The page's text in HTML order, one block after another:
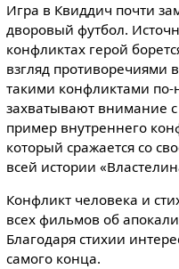
Игра в Квиддич почти
дворовый футбол.
конфликтах герой
взгляд противоречиями
такими конфликтами
захватывают внимание
пример внутреннего
который сражается со
всей истории
Конфликт человека и
всех фильмов об
Благодаря стихии
самого конца.